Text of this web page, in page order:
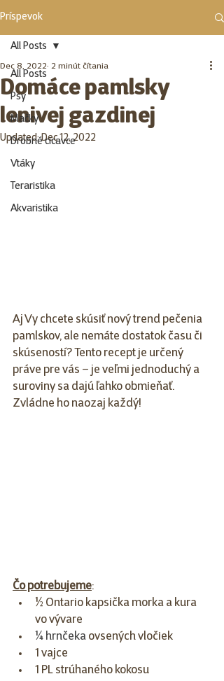
Príspevok
All Posts
Psy
Mačky
Drobné cicavce
Vtáky
Teraristika
Akvaristika
All Posts
Domáce pamlsky
lenivej gazdinej
Dec 8, 2022 2 minút čítania
Updated:Dec 12, 2022
Aj Vy chcete skúsiť nový trend pečenia
pamlskov, ale nemáte dostatok času či
skúseností? Tento recept je určený
práve pre vás – je veľmi jednoduchý a
suroviny sa dajú ľahko obmieňať.
Zvládne ho naozaj každý!
Čo potrebujeme:
½ Ontario kapsička morka a kura
vo vývare
¼ hrnčeka ovsených vločiek
1 vajce
1 PL strúhaného kokosu